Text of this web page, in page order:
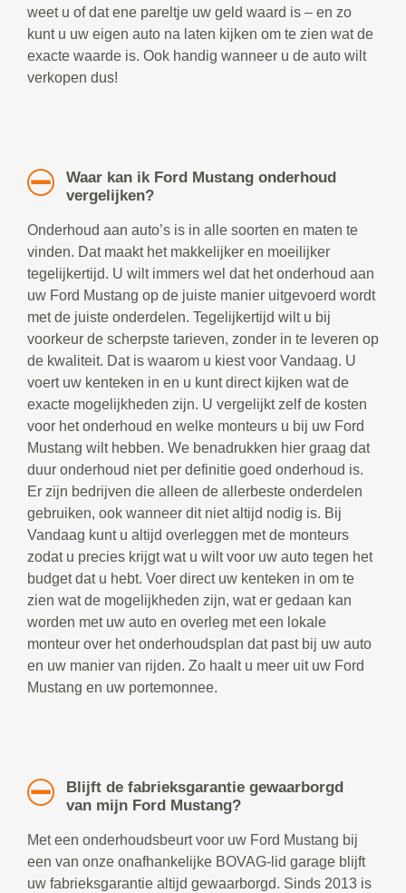
weet u of dat ene pareltje uw geld waard is – en zo
kunt u uw eigen auto na laten kijken om te zien wat de
exacte waarde is. Ook handig wanneer u de auto wilt
verkopen dus!
Waar kan ik Ford Mustang onderhoud
vergelijken?
Onderhoud aan auto’s is in alle soorten en maten te
vinden. Dat maakt het makkelijker en moeilijker
tegelijkertijd. U wilt immers wel dat het onderhoud aan
uw Ford Mustang op de juiste manier uitgevoerd wordt
met de juiste onderdelen. Tegelijkertijd wilt u bij
voorkeur de scherpste tarieven, zonder in te leveren op
de kwaliteit. Dat is waarom u kiest voor Vandaag. U
voert uw kenteken in en u kunt direct kijken wat de
exacte mogelijkheden zijn. U vergelijkt zelf de kosten
voor het onderhoud en welke monteurs u bij uw Ford
Mustang wilt hebben. We benadrukken hier graag dat
duur onderhoud niet per definitie goed onderhoud is.
Er zijn bedrijven die alleen de allerbeste onderdelen
gebruiken, ook wanneer dit niet altijd nodig is. Bij
Vandaag kunt u altijd overleggen met de monteurs
zodat u precies krijgt wat u wilt voor uw auto tegen het
budget dat u hebt. Voer direct uw kenteken in om te
zien wat de mogelijkheden zijn, wat er gedaan kan
worden met uw auto en overleg met een lokale
monteur over het onderhoudsplan dat past bij uw auto
en uw manier van rijden. Zo haalt u meer uit uw Ford
Mustang en uw portemonnee.
Blijft de fabrieksgarantie gewaarborgd
van mijn Ford Mustang?
Met een onderhoudsbeurt voor uw Ford Mustang bij
een van onze onafhankelijke BOVAG-lid garage blijft
uw fabrieksgarantie altijd gewaarborgd. Sinds 2013 is